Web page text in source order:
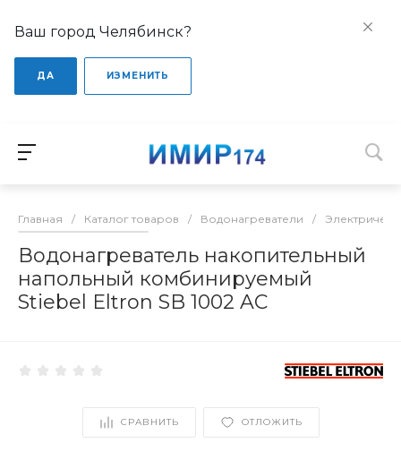
Ваш город Челябинск?
ДА ИЗМЕНИТЬ
Главная / Каталог товаров / Водонагреватели /
Водонагреватель накопительный
напольный комбинируемый
Stiebel Eltron SB 1002 AC
СРАВНИТЬ ОТЛОЖИТЬ